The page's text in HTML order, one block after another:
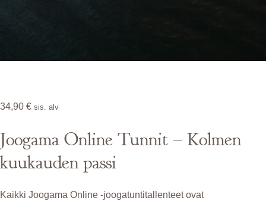
34,90 € sis. alv
Joogama Online Tunnit – Kolmen
kuukauden passi
Kaikki Joogama Online -joogatuntitallenteet ovat